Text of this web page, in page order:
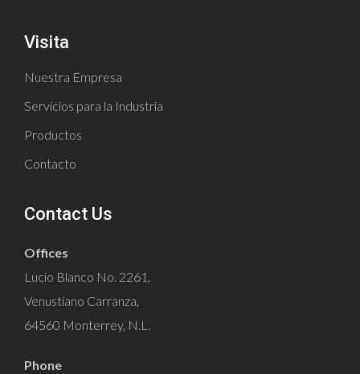
Visita
Nuestra Empresa
Servicios para la Industria
Productos
Contacto
Contact Us
Offices
Lucio Blanco No. 2261,
Venustiano Carranza,
64560 Monterrey, N.L.
Phone